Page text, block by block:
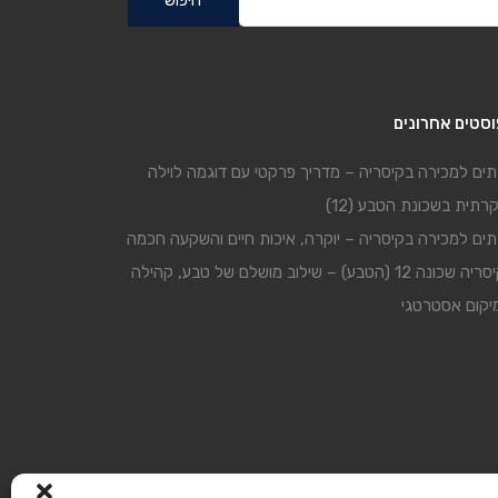
אחרונים
למכירה בקיסריה – מדריך פרקטי עם דוגמה לוילה
בשכונת הטבע (12)
למכירה בקיסריה – יוקרה, איכות חיים והשקעה חכמה
קיסריה שכונה 12 (הטבע) – שילוב מושלם של טבע, קהילה
אסטרטגי